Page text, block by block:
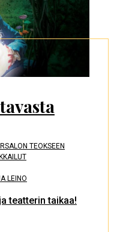
TEOKSEEN
LEINO
teatterin taikaa!